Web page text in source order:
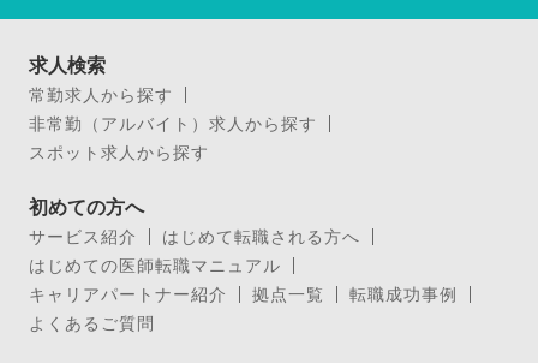
求人検索
常勤求人から探す
非常勤（アルバイト）求人から探す
スポット求人から探す
初めての方へ
サービス紹介
はじめて転職される方へ
はじめての医師転職マニュアル
キャリアパートナー紹介
拠点一覧
転職成功事例
よくあるご質問